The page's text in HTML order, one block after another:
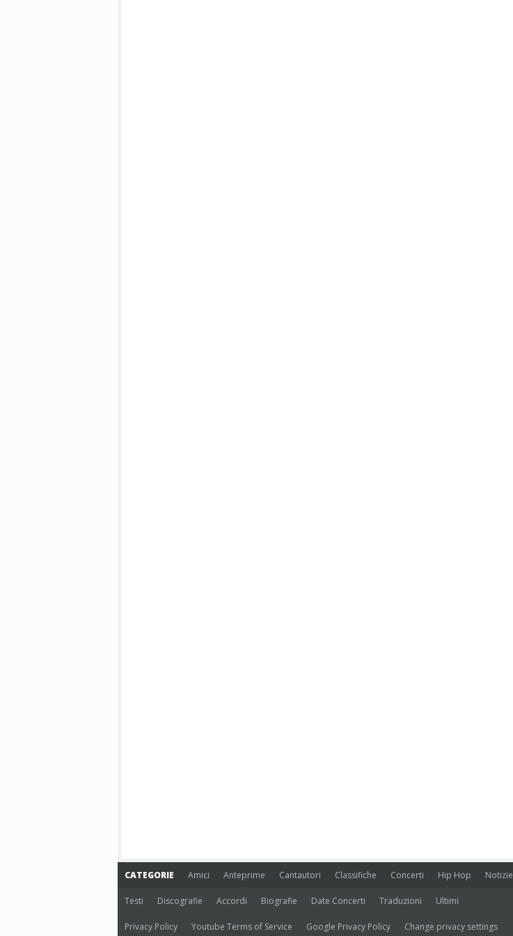
CATEGORIE Amici Anteprime Cantautori Classifiche Concerti Hip Hop Notizie
Testi Discografie Accordi Biografie Date Concerti Traduzioni Ultimi
Privacy Policy Youtube Terms of Service Google Privacy Policy Change privacy settings